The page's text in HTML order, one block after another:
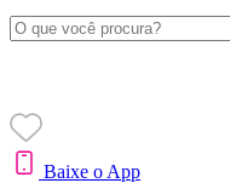
Baixe o App